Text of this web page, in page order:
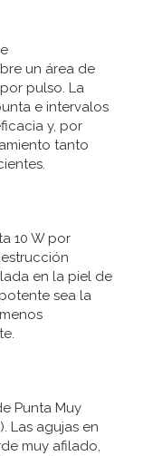
un área de
pulso. La
e intervalos
y, por
tanto
10 W por
en la piel de
sea la
Punta Muy
Las agujas en
muy afilado,